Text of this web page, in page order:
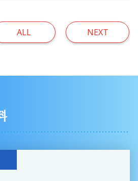
ALL NEXT